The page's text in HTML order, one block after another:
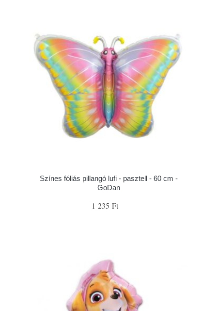
Színes fóliás pillangó lufi - pasztell - 60 cm -
GoDan
1 235 Ft